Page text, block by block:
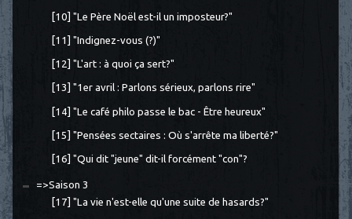
[10] "Le Père Noël est-il un imposteur?"
[11] "Indignez-vous (?)"
[12] "L'art : à quoi ça sert?"
[13] "1er avril : Parlons sérieux, parlons rire"
[14] "Le café philo passe le bac - Être heureux"
[15] "Pensées sectaires : Où s'arrête ma liberté?"
[16] "Qui dit "jeune" dit-il forcément "con"?
=>Saison 3
[17] "La vie n'est-elle qu'une suite de hasards?"